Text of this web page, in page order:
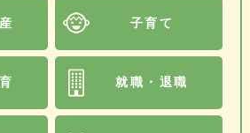
子育て
就職・退職